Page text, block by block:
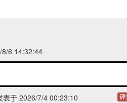
8/6 14:32:44
表于 2026/7/4 00:23:10 评